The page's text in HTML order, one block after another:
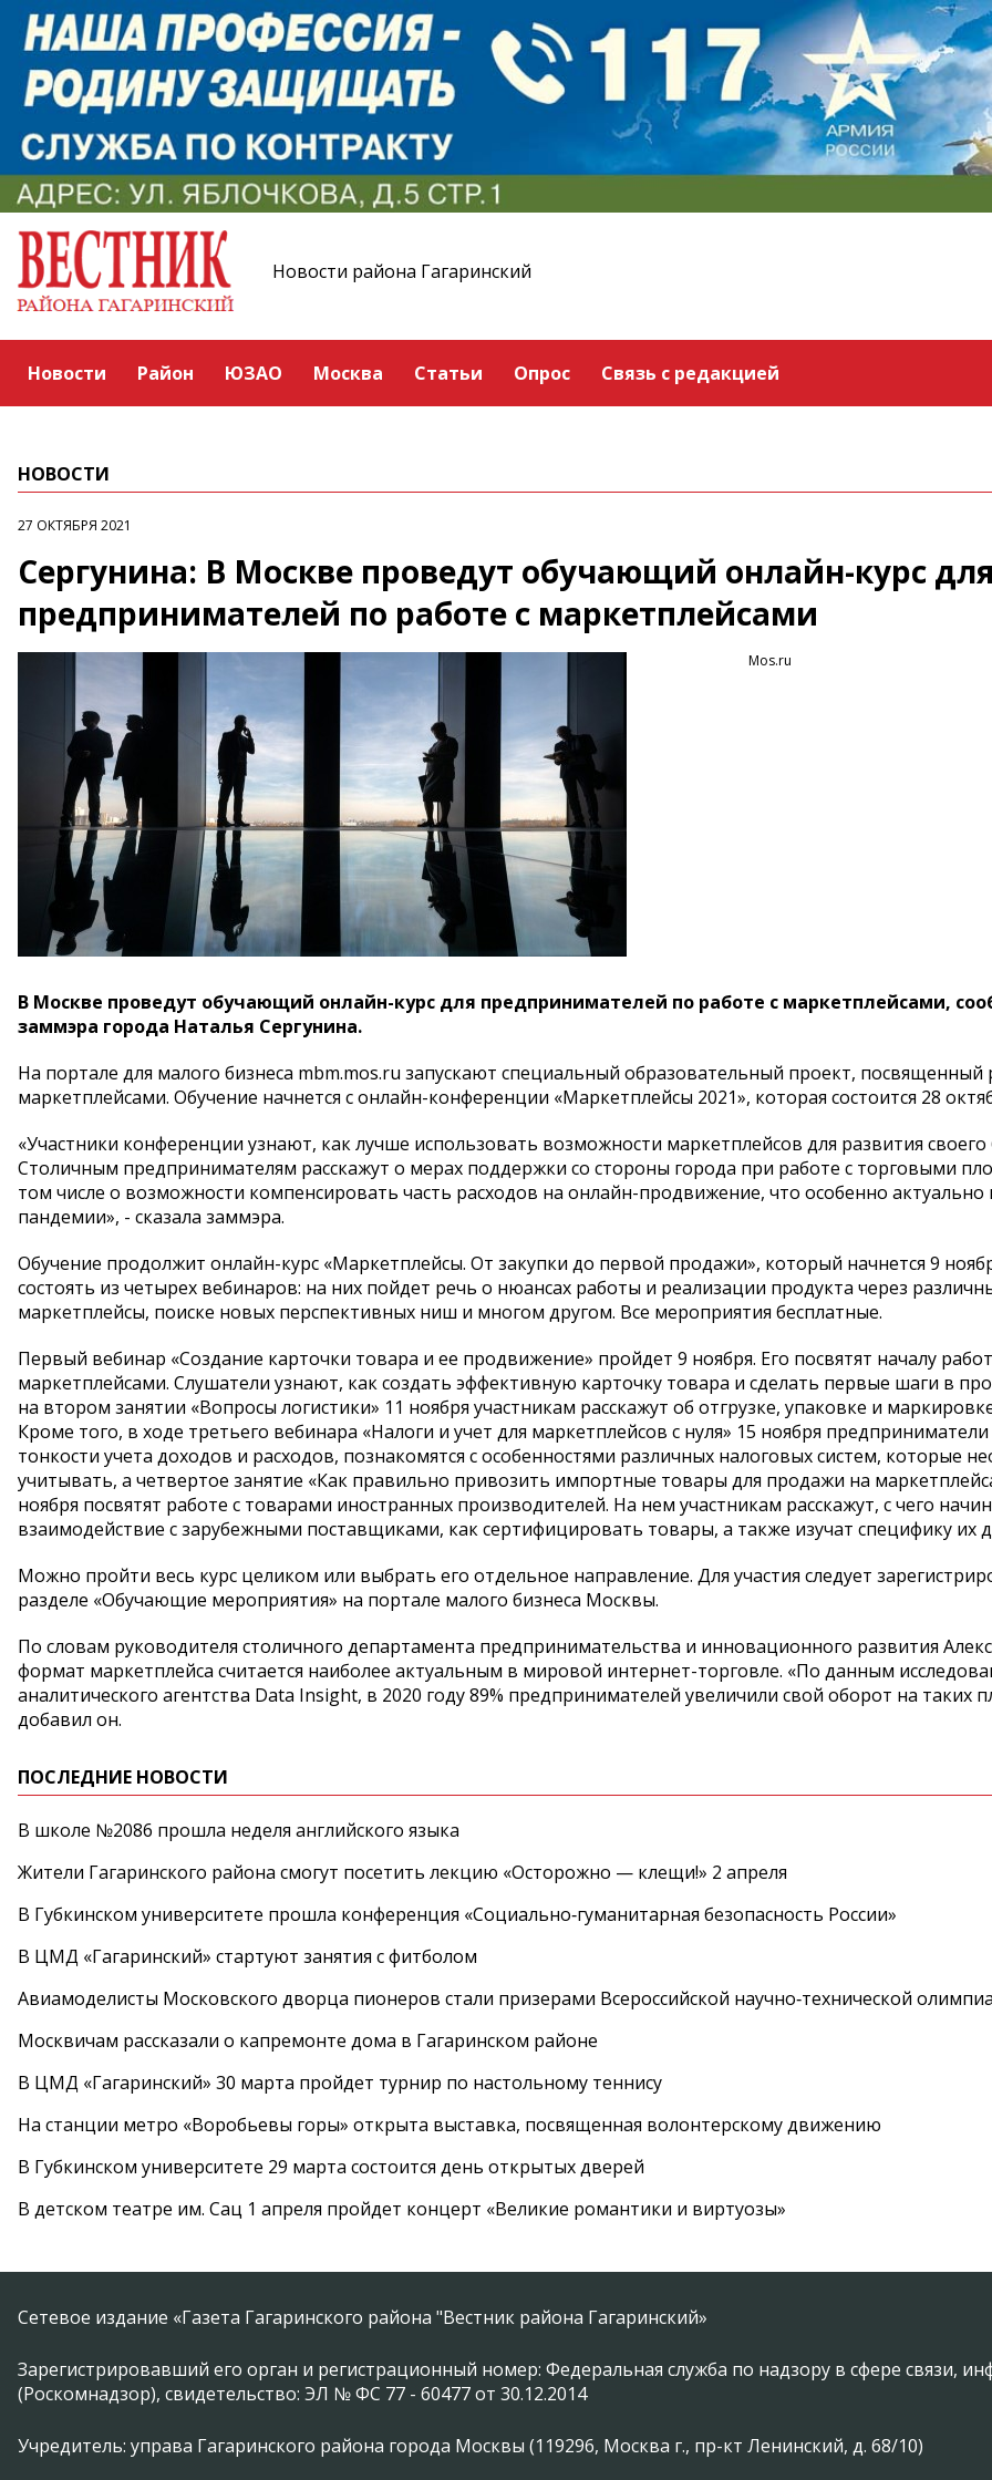
Новости района Гагаринский
Новости Район ЮЗАО Москва Статьи Опрос Связь с редакцией
НОВОСТИ
27 ОКТЯБРЯ 2021
Сергунина: В Москве проведут обучающий онлайн-курс
предпринимателей по работе с маркетплейсами
Mos.ru
В Москве проведут обучающий онлайн-курс для предпринимателей по работе с маркетплейсами,
заммэра города Наталья Сергунина.
На портале для малого бизнеса mbm.mos.ru запускают специальный образовательный проект, посвященный
маркетплейсами. Обучение начнется с онлайн-конференции «Маркетплейсы 2021», которая состоится 28
«Участники конференции узнают, как лучше использовать возможности маркетплейсов для развития своего
Столичным предпринимателям расскажут о мерах поддержки со стороны города при работе с торговыми
том числе о возможности компенсировать часть расходов на онлайн-продвижение, что особенно актуально
пандемии», - сказала заммэра.
Обучение продолжит онлайн-курс «Маркетплейсы. От закупки до первой продажи», который начнется 9
состоять из четырех вебинаров: на них пойдет речь о нюансах работы и реализации продукта через
маркетплейсы, поиске новых перспективных ниш и многом другом. Все мероприятия бесплатные.
Первый вебинар «Создание карточки товара и ее продвижение» пройдет 9 ноября. Его посвятят началу
маркетплейсами. Слушатели узнают, как создать эффективную карточку товара и сделать первые шаги в
на втором занятии «Вопросы логистики» 11 ноября участникам расскажут об отгрузке, упаковке и
Кроме того, в ходе третьего вебинара «Налоги и учет для маркетплейсов с нуля» 15 ноября предприниматели
тонкости учета доходов и расходов, познакомятся с особенностями различных налоговых систем, которые
учитывать, а четвертое занятие «Как правильно привозить импортные товары для продажи на
ноября посвятят работе с товарами иностранных производителей. На нем участникам расскажут, с чего
взаимодействие с зарубежными поставщиками, как сертифицировать товары, а также изучат специфику их
Можно пройти весь курс целиком или выбрать его отдельное направление. Для участия следует
разделе «Обучающие мероприятия» на портале малого бизнеса Москвы.
По словам руководителя столичного департамента предпринимательства и инновационного развития
формат маркетплейса считается наиболее актуальным в мировой интернет-торговле. «По данным
аналитического агентства Data Insight, в 2020 году 89% предпринимателей увеличили свой оборот на таких
добавил он.
ПОСЛЕДНИЕ НОВОСТИ
В школе №2086 прошла неделя английского языка
Жители Гагаринского района смогут посетить лекцию «Осторожно — клещи!» 2 апреля
В Губкинском университете прошла конференция «Социально‑гуманитарная безопасность России»
В ЦМД «Гагаринский» стартуют занятия с фитболом
Авиамоделисты Московского дворца пионеров стали призерами Всероссийской научно‑технической
Москвичам рассказали о капремонте дома в Гагаринском районе
В ЦМД «Гагаринский» 30 марта пройдет турнир по настольному теннису
На станции метро «Воробьевы горы» открыта выставка, посвященная волонтерскому движению
В Губкинском университете 29 марта состоится день открытых дверей
В детском театре им. Сац 1 апреля пройдет концерт «Великие романтики и виртуозы»
Сетевое издание «Газета Гагаринского района "Вестник района Гагаринский»
Зарегистрировавший его орган и регистрационный номер: Федеральная служба по надзору в сфере связи,
(Роскомнадзор), свидетельство: ЭЛ № ФС 77 - 60477 от 30.12.2014
Учредитель: управа Гагаринского района города Москвы (119296, Москва г., пр-кт Ленинский, д. 68/10)